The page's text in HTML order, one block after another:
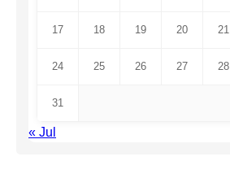
17 18 19 20 21
24 25 26 27 28
31
« Jul